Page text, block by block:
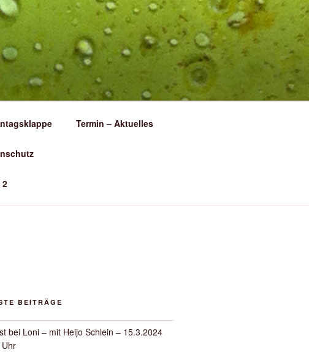
Termin – Aktuelles
2
BEITRÄGE
bei Loni – mit Heijo Schlein – 15.3.2024